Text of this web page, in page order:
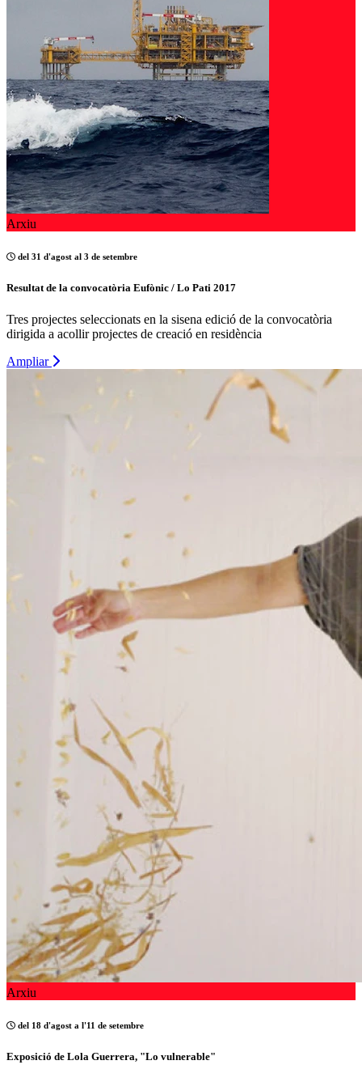
Arxiu
del 31 d'agost al 3 de setembre
Resultat de la convocatòria Eufònic / Lo Pati 2017
Tres projectes seleccionats en la sisena edició de la convocatòria
dirigida a acollir projectes de creació en residència
Ampliar
Arxiu
del 18 d'agost a l'11 de setembre
Exposició de Lola Guerrera, "Lo vulnerable"